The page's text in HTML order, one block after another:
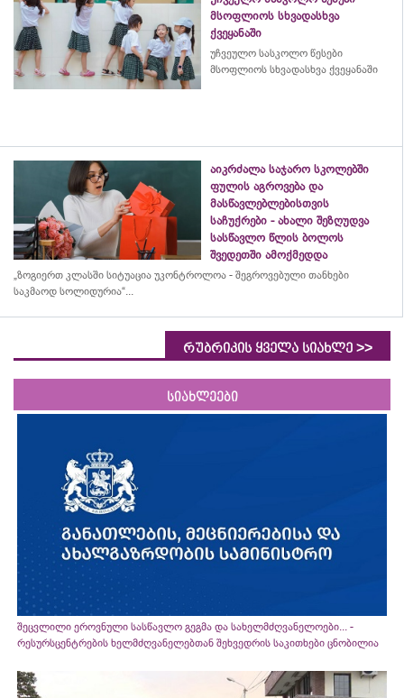
მსოფლიოს სხვადასხვა
ქვეყანაში
უჩვეულო სასკოლო წესები
მსოფლიოს სხვადასხვა ქვეყანაში
აიკრძალა საჯარო სკოლებში
ფულის აგროვება და
მასწავლებლებისთვის
საჩუქრები - ახალი შეზღუდვა
სასწავლო წლის ბოლოს
შვედეთში ამოქმედდა
„ზოგიერთ კლასში სიტუაცია უკონტროლოა - შეგროვებული თანხები
საკმაოდ სოლიდურია“...
რუბრიკის ყველა სიახლე >>
სიახლეები
შეცვლილი ეროვნული სასწავლო გეგმა და სახელმძღვანელოები... -
რესურსცენტრების ხელმძღვანელებთან შეხვედრის საკითხები ცნობილია